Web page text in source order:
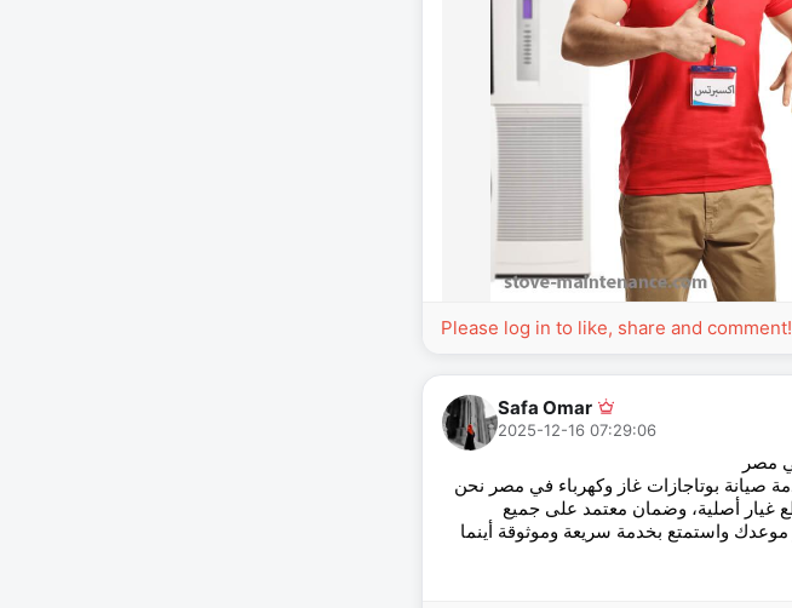
Please log in to like, share and comment!
Safa Omar
2025-12-16 07:29:06
مصر
بوتاجازات غاز وكهرباء في مصر نحن
أصلية، وضمان معتمد على جميع
الآن على 01003868330 لتحجز موعدك واستمتع بخدمة سريعة وموثوقة أينما